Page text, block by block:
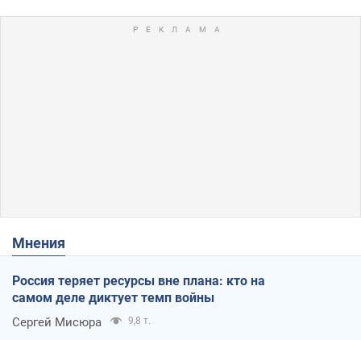
Мнения
Россия теряет ресурсы вне плана: кто на
самом деле диктует темп войны
Сергей Мисюра 9,8 т.